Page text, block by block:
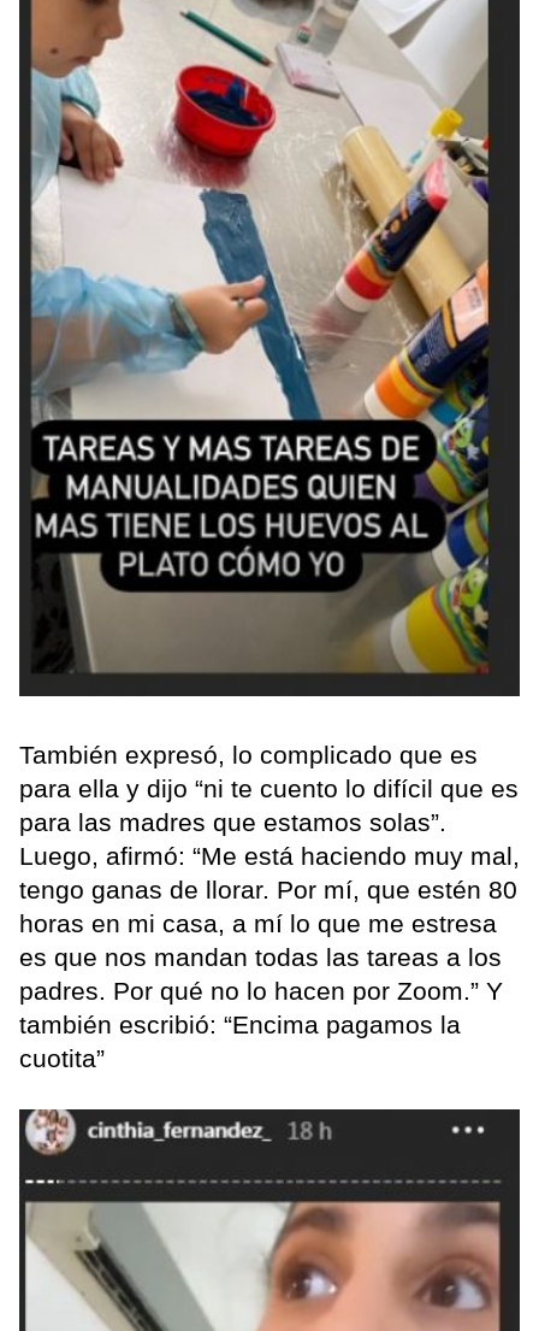
También expresó, lo complicado que es
para ella y dijo “ni te cuento lo difícil que es
para las madres que estamos solas”.
Luego, afirmó: “Me está haciendo muy mal,
tengo ganas de llorar. Por mí, que estén 80
horas en mi casa, a mí lo que me estresa
es que nos mandan todas las tareas a los
padres. Por qué no lo hacen por Zoom.” Y
también escribió: “Encima pagamos la
cuotita”